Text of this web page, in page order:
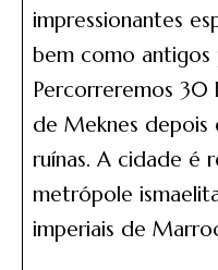
impressionantes
bem como antigos
Percorreremos 30
de Meknes depois
ruínas. A cidade é
metrópole
imperiais de